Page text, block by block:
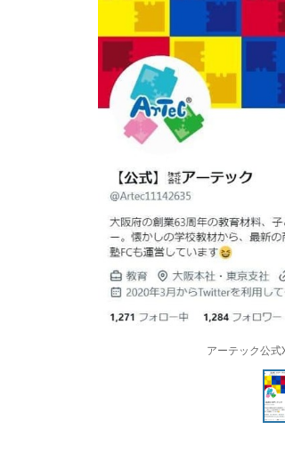
アーテック公